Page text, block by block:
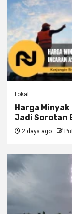
Lokal
Harga Minyak
Jadi Sorotan
2 days ago